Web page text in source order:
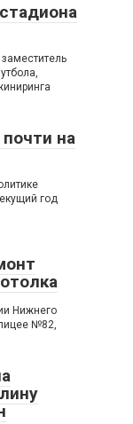
на
год
Нижнего
№82,